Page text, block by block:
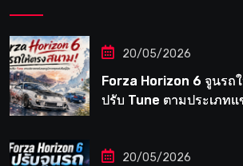
20/05/2026
Forza Horizon 6 จูนรถ
ปรับ Tune ตามประเภท
20/05/2026